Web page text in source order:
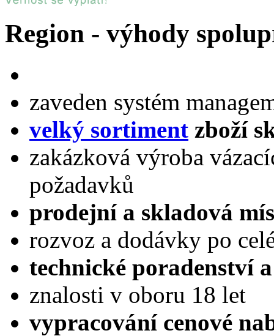
Region - výhody
zaveden systém
velký sortiment zboží
zakázková výroba
požadavků
prodejní a skladová
rozvoz a dodávky po
technické poradenství
znalosti v oboru 18 let
vypracování cenové